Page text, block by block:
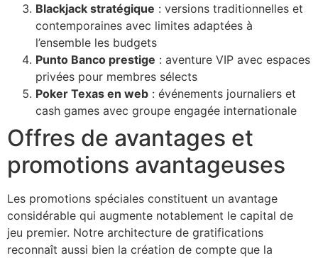
Blackjack stratégique : versions traditionnelles et
contemporaines avec limites adaptées à
l’ensemble les budgets
Punto Banco prestige : aventure VIP avec espaces
privées pour membres sélects
Poker Texas en web : événements journaliers et
cash games avec groupe engagée internationale
Offres de avantages et
promotions avantageuses
Les promotions spéciales constituent un avantage
considérable qui augmente notablement le capital de
jeu premier. Notre architecture de gratifications
reconnaît aussi bien la création de compte que la